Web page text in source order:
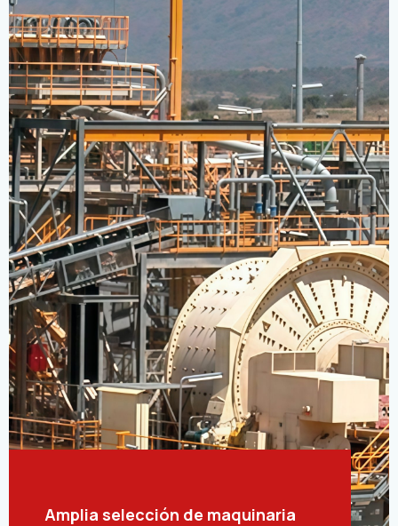
Amplia selección de maquinaria